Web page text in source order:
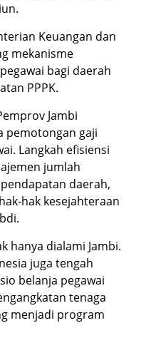
Keuangan dan
mekanisme
bagi daerah
PPPK.
Jambi
pemotongan gaji
Langkah efisiensi
jumlah
daerah,
hak kesejahteraan
hanya dialami Jambi.
juga tengah
belanja pegawai
tenaga
menjadi program